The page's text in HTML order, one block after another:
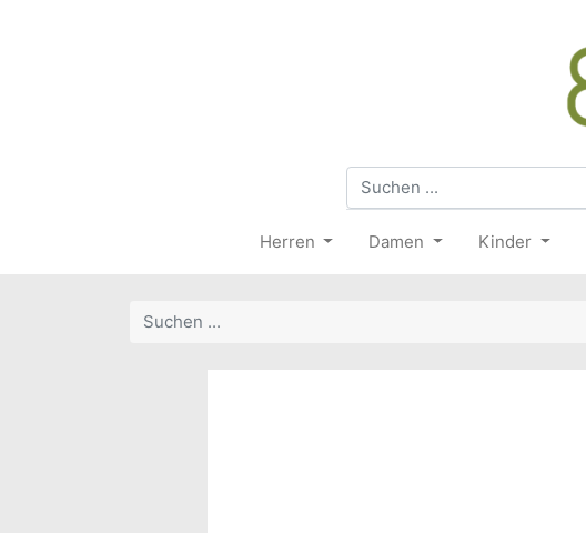
Herren Damen Kinder